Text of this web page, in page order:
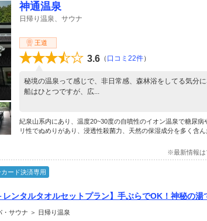
神通温泉
日帰り温泉、サウナ
王道
3.6 （ 口コミ22件）
秘境の温泉って感じで、非日常感、森林浴をしてる気分
船はひとつですが、広...
紀泉山系内にあり、温度20~30度の自噴性のイオン温泉で糖尿
リ性でぬめりがあり、浸透性殺菌力、天然の保湿成分を多く含ん
※最新情報は
ード決済専用
レンタルタオルセットプラン】手ぶらでOK！神秘の
・サウナ ＞ 日帰り温泉